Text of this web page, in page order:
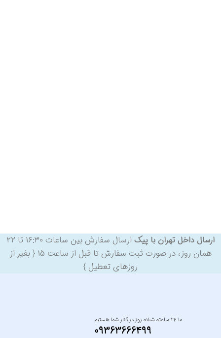
ارسال داخل تهران با پیک
ارسال سفارش بین ساعات ۱۶:۳۰ تا ۲۲
همان روز، در صورت ثبت سفارش تا قبل از ساعت ۱۵ { بغیر از
روزهای تعطیل }
ما ۲۴ ساعته شبانه روز در کنار شما هستیم
09363666499